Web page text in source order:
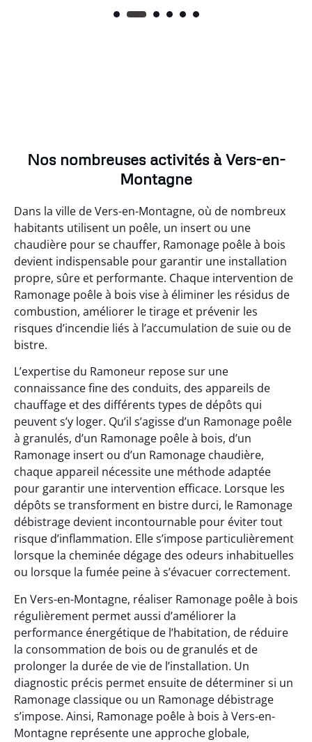
Nos nombreuses activités à Vers-en-
Montagne
Dans la ville de Vers-en-Montagne, où de nombreux
habitants utilisent un poêle, un insert ou une
chaudière pour se chauffer, Ramonage poêle à bois
devient indispensable pour garantir une installation
propre, sûre et performante. Chaque intervention de
Ramonage poêle à bois vise à éliminer les résidus de
combustion, améliorer le tirage et prévenir les
risques d’incendie liés à l’accumulation de suie ou de
bistre.
L’expertise du Ramoneur repose sur une
connaissance fine des conduits, des appareils de
chauffage et des différents types de dépôts qui
peuvent s’y loger. Qu’il s’agisse d’un Ramonage poêle
à granulés, d’un Ramonage poêle à bois, d’un
Ramonage insert ou d’un Ramonage chaudière,
chaque appareil nécessite une méthode adaptée
pour garantir une intervention efficace. Lorsque les
dépôts se transforment en bistre durci, le Ramonage
débistrage devient incontournable pour éviter tout
risque d’inflammation. Elle s’impose particulièrement
lorsque la cheminée dégage des odeurs inhabituelles
ou lorsque la fumée peine à s’évacuer correctement.
En Vers-en-Montagne, réaliser Ramonage poêle à bois
régulièrement permet aussi d’améliorer la
performance énergétique de l’habitation, de réduire
la consommation de bois ou de granulés et de
prolonger la durée de vie de l’installation. Un
diagnostic précis permet ensuite de déterminer si un
Ramonage classique ou un Ramonage débistrage
s’impose. Ainsi, Ramonage poêle à bois à Vers-en-
Montagne représente une approche globale,